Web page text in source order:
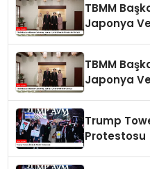
TBMM
Japonya
TBMM
Japonya
Trump
Protestosu